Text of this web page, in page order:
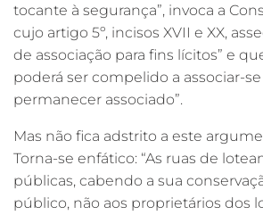
tocante à segurança”, invoca a
cujo artigo 5º, incisos XVII e XX,
de associação para fins lícitos” e
poderá ser compelido a associar-
permanecer associado”.
Mas não fica adstrito a este
Torna-se enfático: “As ruas de
públicas, cabendo a sua
público, não aos proprietários dos